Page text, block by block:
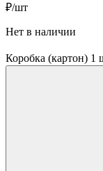
₽/шт
Нет в наличии
Коробка (картон)